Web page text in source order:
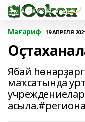
Мәғариф 19 АПРЕЛЯ
Ябай
маҡсатында